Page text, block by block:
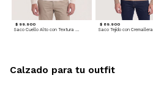
$ 99.900 $ 89.900
Saco Tejido con Cremallera
Calzado para tu outfit